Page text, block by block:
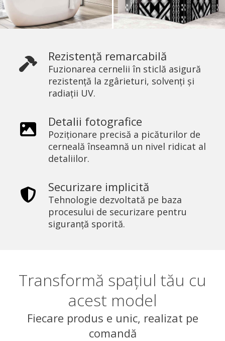
Rezistență remarcabilă
Fuzionarea cernelii în sticlă asigură
rezistență la zgârieturi, solvenți și
radiații UV.
Detalii fotografice
Poziționare precisă a picăturilor de
cerneală înseamnă un nivel ridicat al
detaliilor.
Securizare implicită
Tehnologie dezvoltată pe baza
procesului de securizare pentru
siguranță sporită.
Transformă spațiul tău cu
acest model
Fiecare produs e unic, realizat pe
comandă